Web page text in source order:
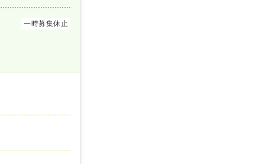
一時募集休止